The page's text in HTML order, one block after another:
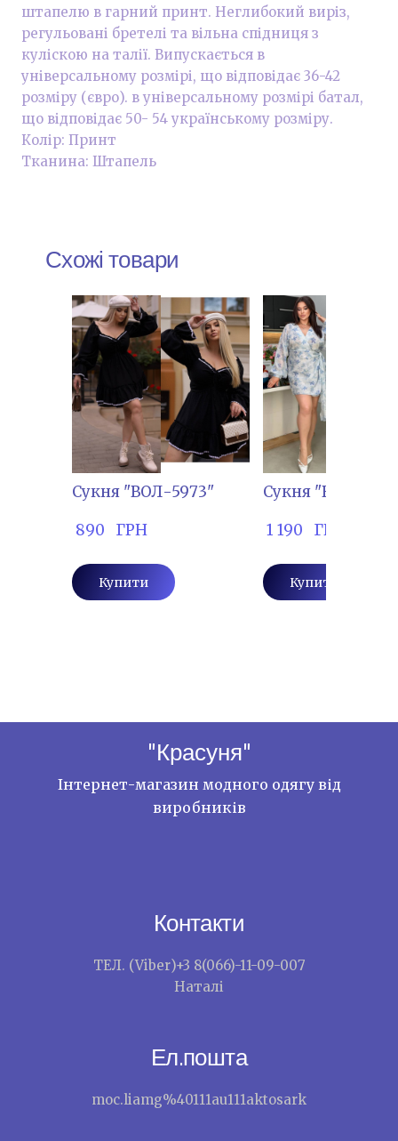
штапелю в гарний принт. Неглибокий виріз,
регульовані бретелі та вільна спідниця з
куліскою на талії. Випускається в
універсальному розмірі, що відповідає 36-42
розміру (євро). в універсальному розмірі батал,
що відповідає 50- 54 українському розміру.
Колір: Принт
Тканина: Штапель
Схожі товари
Сукня "ВОЛ-5973"
890   ГРН
Купити
Сукня "ВОЛ-
1 190   ГРН
Купити
"Красуня"
Інтернет-магазин модного одягу від
виробників
Контакти
ТЕЛ. (Viber)+3 8(066)-11-09-007
Наталі
Ел.пошта
moc.liamg%40111au111aktosark